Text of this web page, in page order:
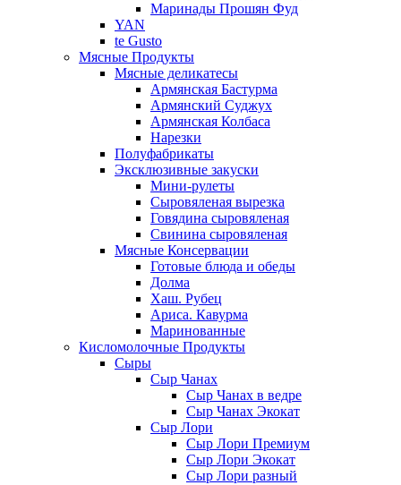
Маринады Прошян Фуд
YAN
te Gusto
Мясные Продукты
Мясные деликатесы
Армянская Бастурма
Армянский Суджух
Армянская Колбаса
Нарезки
Полуфабрикаты
Эксклюзивные закуски
Мини-рулеты
Сыровяленая вырезка
Говядина сыровяленая
Свинина сыровяленая
Мясные Консервации
Готовые блюда и обеды
Долма
Хаш. Рубец
Ариса. Кавурма
Маринованные
Кисломолочные Продукты
Сыры
Сыр Чанах
Сыр Чанах в ведре
Сыр Чанах Экокат
Сыр Лори
Сыр Лори Премиум
Сыр Лори Экокат
Сыр Лори разный